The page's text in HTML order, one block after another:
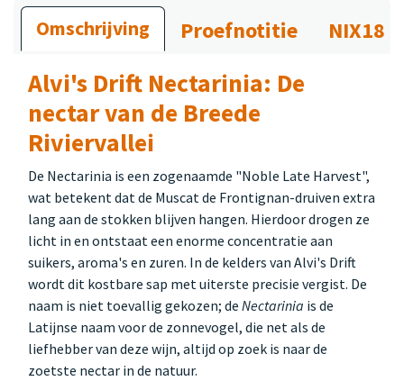
Omschrijving Proefnotitie NIX18
Alvi's Drift Nectarinia: De
nectar van de Breede
Riviervallei
De Nectarinia is een zogenaamde "Noble Late Harvest",
wat betekent dat de Muscat de Frontignan-druiven extra
lang aan de stokken blijven hangen. Hierdoor drogen ze
licht in en ontstaat een enorme concentratie aan
suikers, aroma's en zuren. In de kelders van Alvi's Drift
wordt dit kostbare sap met uiterste precisie vergist. De
naam is niet toevallig gekozen; de Nectarinia is de
Latijnse naam voor de zonnevogel, die net als de
liefhebber van deze wijn, altijd op zoek is naar de
zoetste nectar in de natuur.